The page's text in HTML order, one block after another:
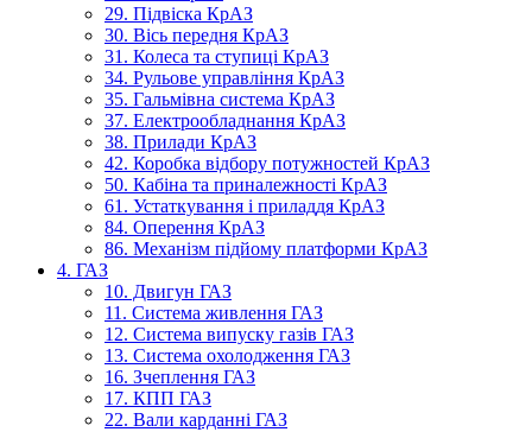
29. Підвіска КрАЗ
30. Вісь передня КрАЗ
31. Колеса та ступиці КрАЗ
34. Рульове управління КрАЗ
35. Гальмівна система КрАЗ
37. Електрообладнання КрАЗ
38. Прилади КрАЗ
42. Коробка відбору потужностей КрАЗ
50. Кабіна та приналежності КрАЗ
61. Устаткування і приладдя КрАЗ
84. Оперення КрАЗ
86. Механізм підйому платформи КрАЗ
4. ГАЗ
10. Двигун ГАЗ
11. Система живлення ГАЗ
12. Система випуску газів ГАЗ
13. Система охолодження ГАЗ
16. Зчеплення ГАЗ
17. КПП ГАЗ
22. Вали карданні ГАЗ